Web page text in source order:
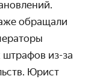
обращали
штрафов из-за
Юрист